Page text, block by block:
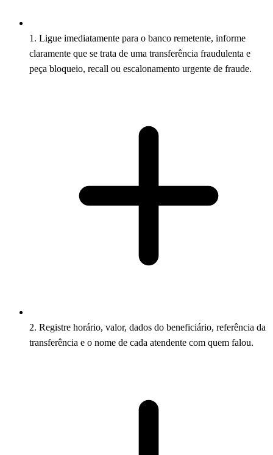
1. Ligue imediatamente para o banco remetente, informe
claramente que se trata de uma transferência fraudulenta e
peça bloqueio, recall ou escalonamento urgente de fraude.
2. Registre horário, valor, dados do beneficiário, referência da
transferência e o nome de cada atendente com quem falou.